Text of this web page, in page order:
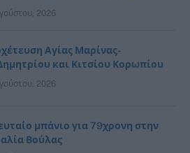
2026
Αγίας Μαρίνας-
και Κιτσίου Κορωπίου
2026
μπάνιο για 79χρονη στην
Βούλας